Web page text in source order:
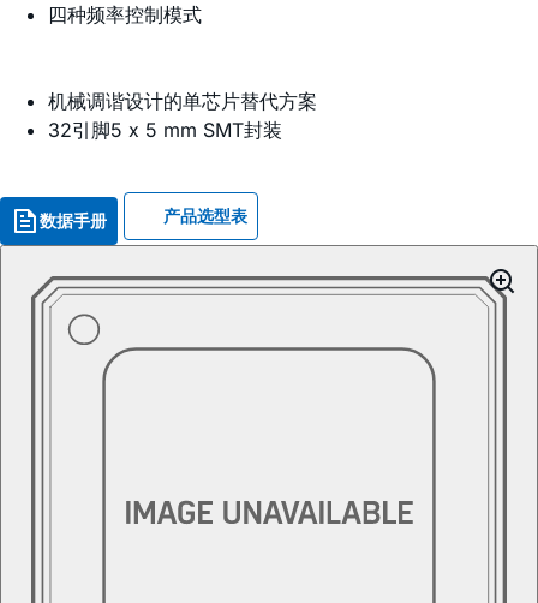
四种频率控制模式
机械调谐设计的单芯片替代方案
32引脚5 x 5 mm SMT封装
数据手册 产品选型表